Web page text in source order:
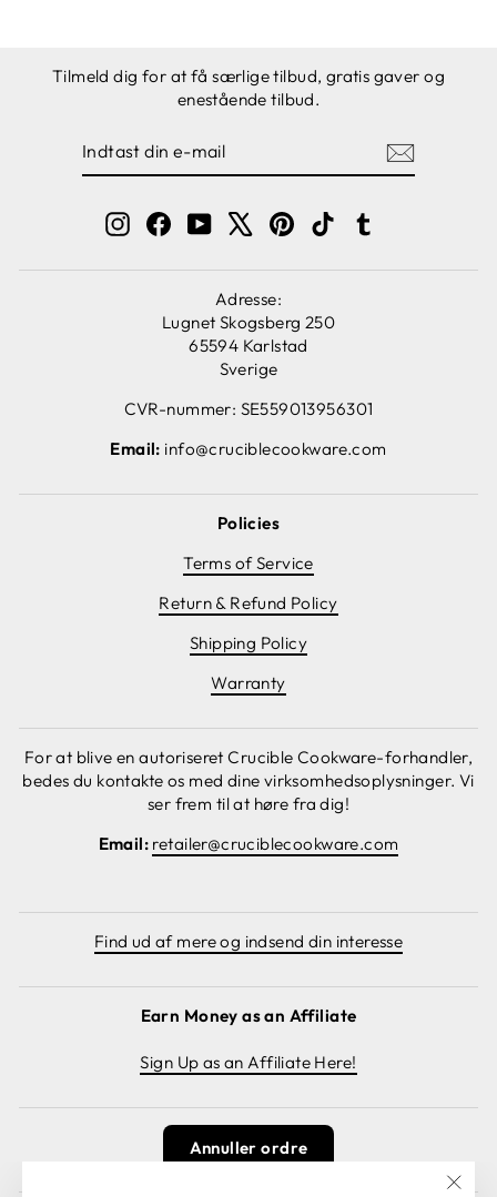
Tilmeld dig for at få særlige tilbud, gratis gaver og
enestående tilbud.
InstagramFacebook
YouTube Pinterest
TikTok
Adresse:
Lugnet Skogsberg 250
65594 Karlstad
Sverige
CVR-nummer: SE559013956301
Email: info@cruciblecookware.com
Policies
Terms of Service
Return & Refund Policy
Shipping Policy
Warranty
For at blive en autoriseret Crucible Cookware-forhandler,
bedes du kontakte os med dine virksomhedsoplysninger. Vi
ser frem til at høre fra dig!
Email: retailer@cruciblecookware.com
Find ud af mere og indsend din interesse
Earn Money as an Affiliate
Sign Up as an Affiliate Here!
Annuller ordre